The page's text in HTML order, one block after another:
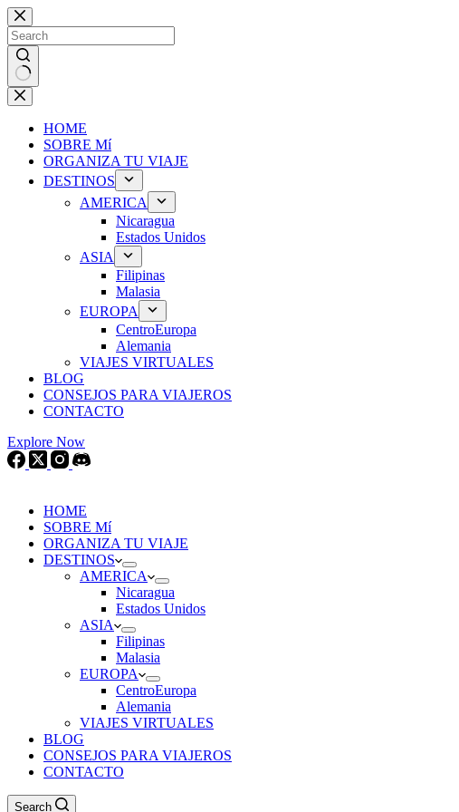
Skip
to
content
No
results
HOME
SOBRE Mí
ORGANIZA TU VIAJE
DESTINOS
AMERICA
Nicaragua
Estados Unidos
ASIA
Filipinas
Malasia
EUROPA
CentroEuropa
Alemania
VIAJES VIRTUALES
BLOG
CONSEJOS PARA VIAJEROS
CONTACTO
Explore Now
HOME
SOBRE Mí
ORGANIZA TU VIAJE
DESTINOS
AMERICA
Nicaragua
Estados Unidos
ASIA
Filipinas
Malasia
EUROPA
CentroEuropa
Alemania
VIAJES VIRTUALES
BLOG
CONSEJOS PARA VIAJEROS
CONTACTO
Search